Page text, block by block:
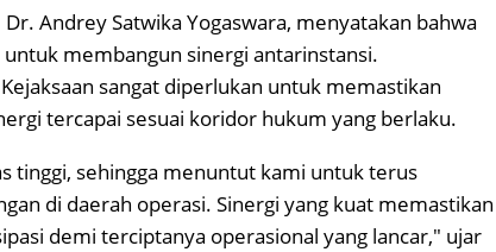
Andrey Satwika Yogaswara, menyatakan bahwa
membangun sinergi antarinstansi.
sangat diperlukan untuk memastikan
tercapai sesuai koridor hukum yang berlaku.
tinggi, sehingga menuntut kami untuk terus
di daerah operasi. Sinergi yang kuat memastikan
demi terciptanya operasional yang lancar," ujar